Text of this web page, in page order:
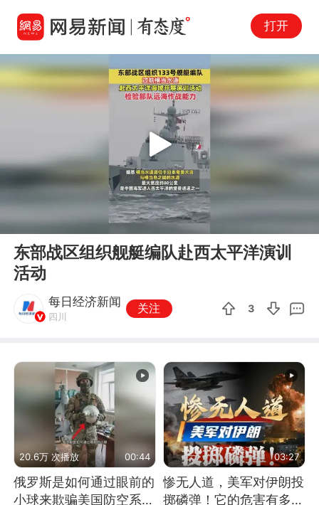
打开
00:00
Play
东部战区组织舰艇编队赴西太平洋演训
活动
每日经济新闻
四川
关注 3
20.6万 次播放 00:44
俄罗斯是如何通过眼前的
小球来欺骗美国防空系统
03:27
惨无人道，美军对伊朗投
掷磷弹！它的危害有多